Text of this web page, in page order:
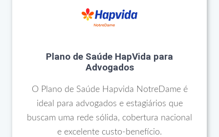
Plano de Saúde HapVida para
Advogados
O Plano de Saúde Hapvida NotreDame é
ideal para advogados e estagiários que
buscam uma rede sólida, cobertura nacional
e excelente custo-benefício.